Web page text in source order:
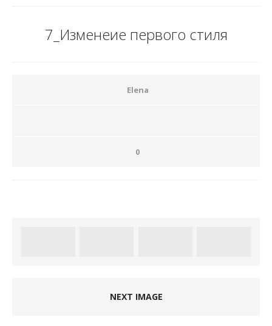
7_Изменеие первого стиля
Elena
0
NEXT IMAGE